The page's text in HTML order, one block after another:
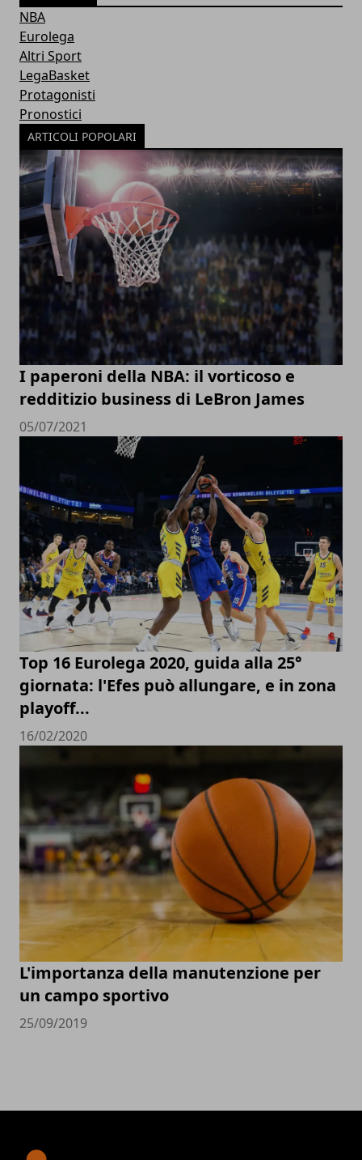
NBA
Eurolega
Altri Sport
LegaBasket
Protagonisti
Pronostici
ARTICOLI POPOLARI
I paperoni della NBA: il vorticoso e
redditizio business di LeBron James
05/07/2021
Top 16 Eurolega 2020, guida alla 25°
giornata: l'Efes può allungare, e in zona
playoff...
16/02/2020
L'importanza della manutenzione per
un campo sportivo
25/09/2019